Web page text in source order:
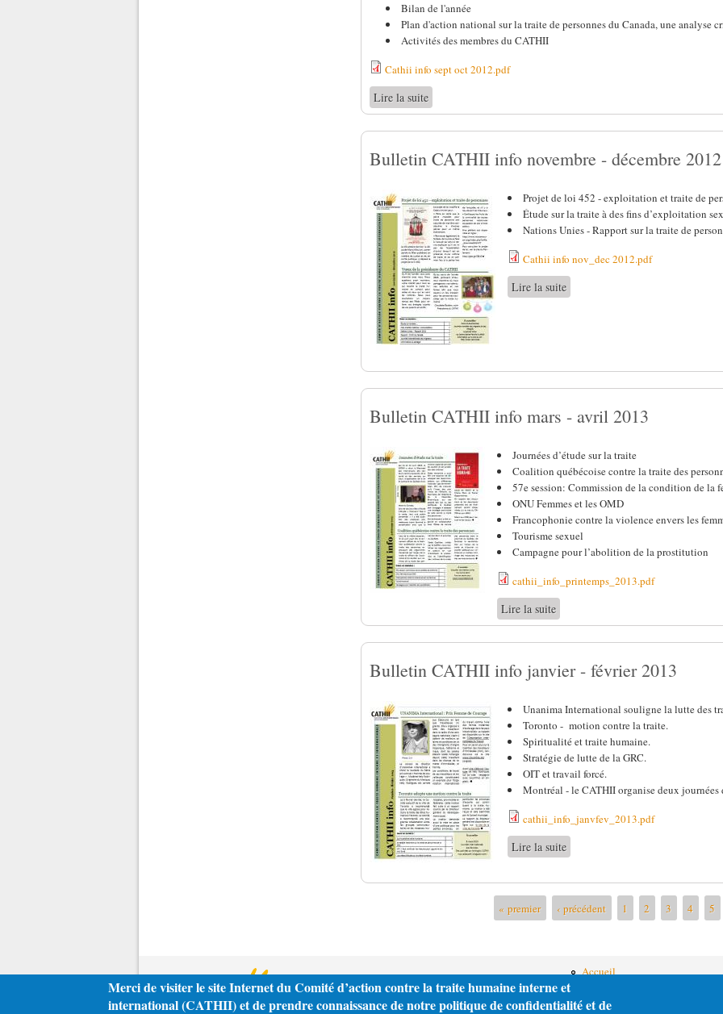
Bilan de l'année
Plan d'action national sur la traite de personnes du Canada, une analyse
Activités des membres du CATHII
Cathii info sept oct 2012.pdf
Lire la suite
Bulletin CATHII info novembre - décembre 2012
Projet de loi 452 - exploitation et traite de
Étude sur la traite à des fins d’exploitation
Nations Unies - Rapport sur la traite de
Cathii info nov_dec 2012.pdf
Lire la suite
Bulletin CATHII info mars - avril 2013
Journées d’étude sur la traite
Coalition québécoise contre la traite des
57e session: Commission de la condition de la
ONU Femmes et les OMD
Francophonie contre la violence envers les
Tourisme sexuel
Campagne pour l’abolition de la prostitution
cathii_info_printemps_2013.pdf
Lire la suite
Bulletin CATHII info janvier - février 2013
Unanima International souligne la lutte des
Toronto - motion contre la traite.
Spiritualité et traite humaine.
Stratégie de lutte de la GRC.
OIT et travail forcé.
Montréal - le CATHII organise deux journées
cathii_info_janvfev_2013.pdf
Lire la suite
« premier ‹ précédent 1 2 3 4 5
Accueil
Publications
Merci de visiter le site Internet du Comité d’action contre la traite humaine interne et
international (CATHII) et de prendre connaissance de notre politique de confidentialité et de